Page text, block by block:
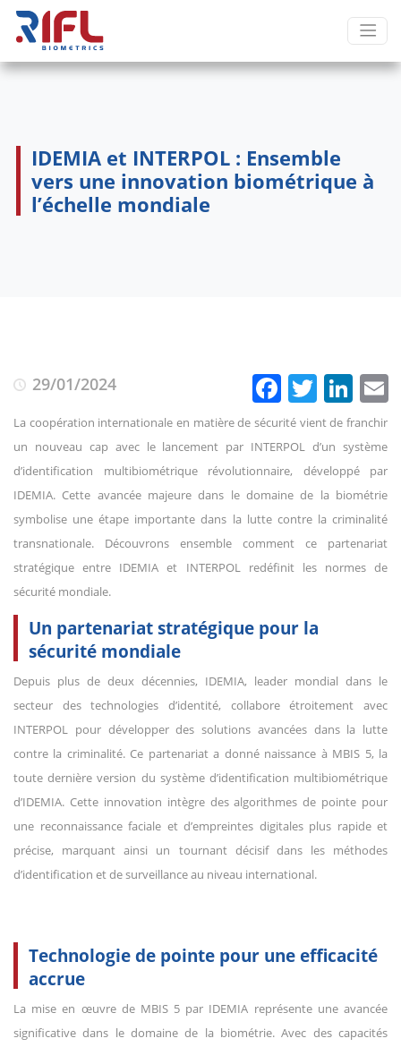
IDEMIA et INTERPOL : Ensemble
vers une innovation biométrique à
l’échelle mondiale
29/01/2024
La coopération internationale en matière de sécurité vient de franchir
un nouveau cap avec le lancement par INTERPOL d’un système
d’identification multibiométrique révolutionnaire, développé par
IDEMIA. Cette avancée majeure dans le domaine de la biométrie
symbolise une étape importante dans la lutte contre la criminalité
transnationale. Découvrons ensemble comment ce partenariat
stratégique entre IDEMIA et INTERPOL redéfinit les normes de
sécurité mondiale.
Un partenariat stratégique pour la
sécurité mondiale
Depuis plus de deux décennies, IDEMIA, leader mondial dans le
secteur des technologies d’identité, collabore étroitement avec
INTERPOL pour développer des solutions avancées dans la lutte
contre la criminalité. Ce partenariat a donné naissance à MBIS 5, la
toute dernière version du système d’identification multibiométrique
d’IDEMIA. Cette innovation intègre des algorithmes de pointe pour
une reconnaissance faciale et d’empreintes digitales plus rapide et
précise, marquant ainsi un tournant décisif dans les méthodes
d’identification et de surveillance au niveau international.
Technologie de pointe pour une efficacité
accrue
La mise en œuvre de MBIS 5 par IDEMIA représente une avancée
significative dans le domaine de la biométrie. Avec des capacités